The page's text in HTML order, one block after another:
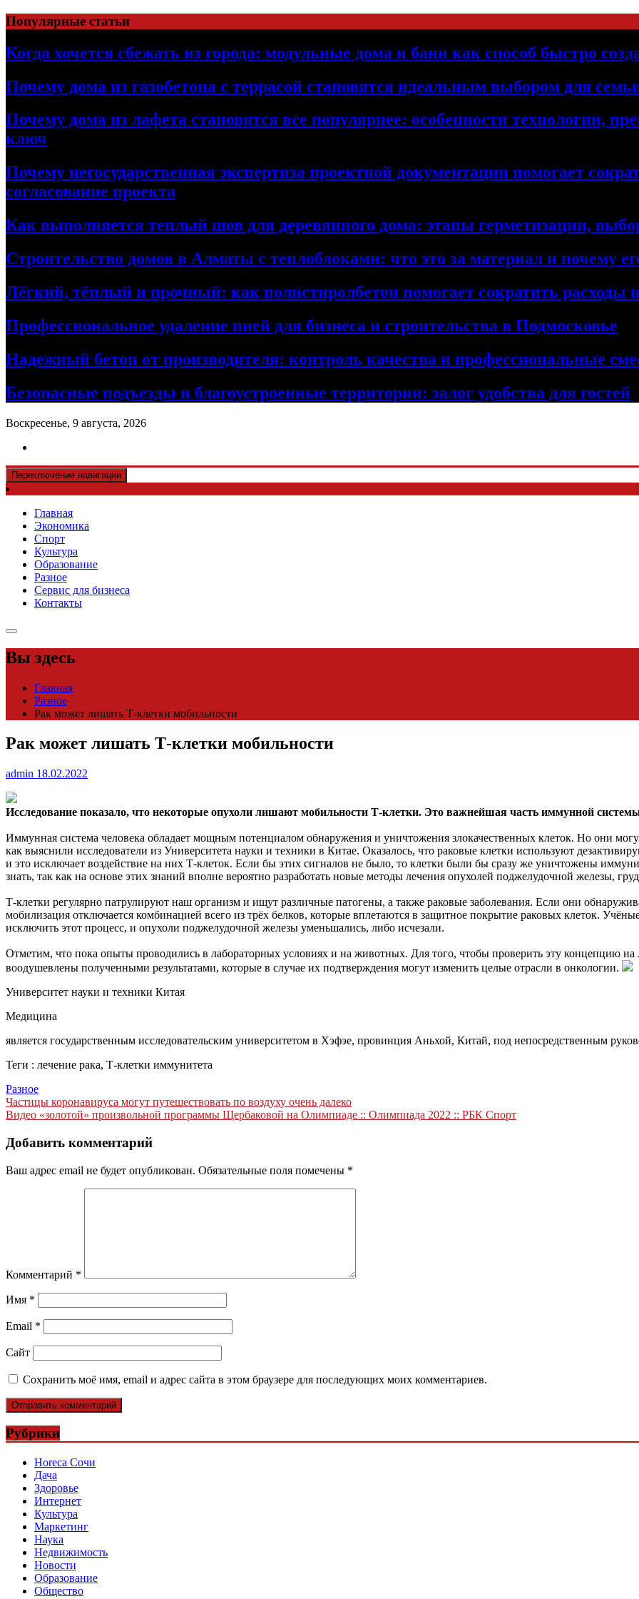
Перейти
к
содержимому
Популярные статьи
Когда хочется сбежать из города: модульные дома и бани как способ быстро
Почему дома из газобетона с террасой становятся идеальным выбором для
Почему дома из лафета становятся все популярнее: особенности технологии,
ключ
Почему негосударственная экспертиза проектной документации помогает
согласование проекта
Как выполняется теплый шов для деревянного дома: этапы герметизации,
Строительство домов в Алматы с теплоблоками: что это за материал и почему
Лёгкий, тёплый и прочный: как полистиролбетон помогает сократить расходы
Профессиональное удаление пней для бизнеса и строительства в Подмосковье
Надежный бетон от производителя: контроль качества и профессиональные
Безопасные подъезды и благоустроенные территории: залог удобства для гостей
Воскресенье, 9 августа, 2026
Переключение навигации
Главная
Экономика
Спорт
Культура
Образование
Разное
Сервис для бизнеса
Контакты
Вы здесь
Главная
Разное
Рак может лишать Т-клетки мобильности
Рак может лишать Т-клетки мобильности
admin 18.02.2022
Исследование показало, что некоторые опухоли лишают мобильности Т-клетки. Это важнейшая часть иммунной
Иммунная система человека обладает мощным потенциалом обнаружения и уничтожения злокачественных клеток. Но они
как выяснили исследователи из Университета науки и техники в Китае. Оказалось, что раковые клетки используют
и это исключает воздействие на них Т-клеток. Если бы этих сигналов не было, то клетки были бы сразу же уничтожены
знать, так как на основе этих знаний вполне вероятно разработать новые методы лечения опухолей поджелудочной железы,
Т-клетки регулярно патрулируют наш организм и ищут различные патогены, а также раковые заболевания. Если они
мобилизация отключается комбинацией всего из трёх белков, которые вплетаются в защитное покрытие раковых клеток.
исключить этот процесс, и опухоли поджелудочной железы уменьшались, либо исчезали.
Отметим, что пока опыты проводились в лабораторных условиях и на животных. Для того, чтобы проверить эту концепцию на
воодушевлены полученными результатами, которые в случае их подтверждения могут изменить целые отрасли в онкологии.
Университет науки и техники Китая
Медицина
является государственным исследовательским университетом в Хэфэе, провинция Аньхой, Китай, под непосредственным
Теги : лечение рака, Т-клетки иммунитета
Разное
Навигация
по
записям
Частицы коронавируса могут путешествовать по воздуху очень далеко
Видео «золотой» произвольной программы Щербаковой на Олимпиаде :: Олимпиада 2022 :: РБК Спорт
Добавить комментарий
Ваш адрес email не будет опубликован. Обязательные поля помечены *
Комментарий *
Имя *
Email *
Сайт
Сохранить моё имя, email и адрес сайта в этом браузере для последующих моих комментариев.
Рубрики
Horeca Сочи
Дача
Здоровье
Интернет
Культура
Маркетинг
Наука
Недвижимость
Новости
Образование
Общество